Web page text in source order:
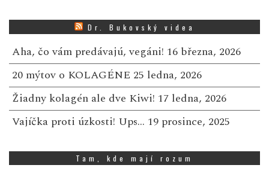
Dr. Bukovský videa
Aha, čo vám predávajú, vegáni! 16 března, 2026
20 mýtov o KOLAGÉNE 25 ledna, 2026
Žiadny kolagén ale dve Kiwi! 17 ledna, 2026
Vajíčka proti úzkosti! Ups… 19 prosince, 2025
Tam, kde mají rozum